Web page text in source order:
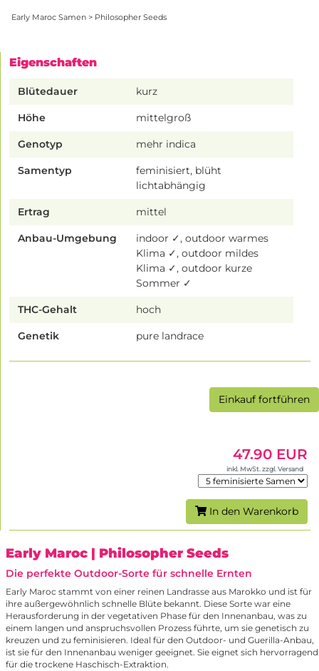
Early Maroc Samen > Philosopher Seeds
Eigenschaften
Blütedauer kurz
Höhe mittelgroß
Genotyp mehr indica
Samentyp
feminisiert, blüht
lichtabhängig
Ertrag mittel
Anbau-Umgebung
indoor ✓, outdoor warmes
Klima ✓, outdoor mildes
Klima ✓, outdoor kurze
Sommer ✓
THC-Gehalt hoch
Genetik pure landrace
Einkauf fortführen
47.90 EUR
inkl. MwSt. zzgl. Versand
In den Warenkorb
Early Maroc | Philosopher Seeds
Die perfekte Outdoor-Sorte für schnelle Ernten
Early Maroc stammt von einer reinen Landrasse aus Marokko und ist für
ihre außergewöhnlich schnelle Blüte bekannt. Diese Sorte war eine
Herausforderung in der vegetativen Phase für den Innenanbau, was zu
einem langen und anspruchsvollen Prozess führte, um sie genetisch zu
kreuzen und zu feminisieren. Ideal für den Outdoor- und Guerilla-Anbau,
ist sie für den Innenanbau weniger geeignet. Sie eignet sich hervorragend
für die trockene Haschisch-Extraktion.